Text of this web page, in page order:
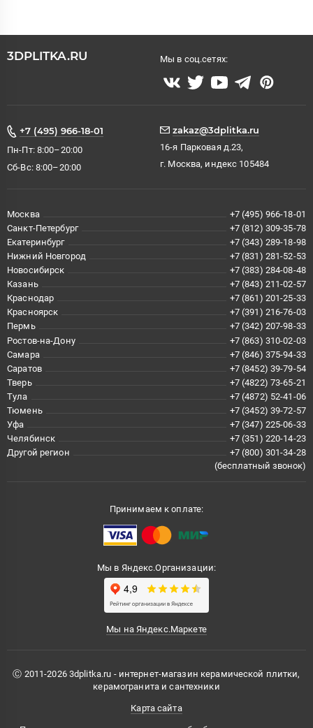
3DPLITKA.RU Мы в соц.сетях:
+7 (495) 966-18-01
Пн-Пт: 8:00–20:00
Сб-Вс: 8:00–20:00
zakaz@3dplitka.ru
16-я Парковая д.23,
г. Москва, индекс 105484
Москва
+7 (495) 966-18-01
Санкт-Петербург
+7 (812) 309-35-78
Екатеринбург
+7 (343) 289-18-98
Нижний Новгород
+7 (831) 281-52-53
Новосибирск
+7 (383) 284-08-48
Казань
+7 (843) 211-02-57
Краснодар
+7 (861) 201-25-33
Красноярск
+7 (391) 216-76-03
Пермь
+7 (342) 207-98-33
Ростов-на-Дону
+7 (863) 310-02-03
Самара
+7 (846) 375-94-33
Саратов
+7 (8452) 39-79-54
Тверь
+7 (4822) 73-65-21
Тула
+7 (4872) 52-41-06
Тюмень
+7 (3452) 39-72-57
Уфа
+7 (347) 225-06-33
Челябинск
+7 (351) 220-14-23
Другой регион
+7 (800) 301-34-28
(бесплатный звонок)
Принимаем к оплате:
Мы в Яндекс.Организации:
Мы на Яндекс.Маркете
Ⓒ 2011-2026 3dplitka.ru - интернет-магазин керамической плитки,
керамогранита и сантехники
Карта сайта